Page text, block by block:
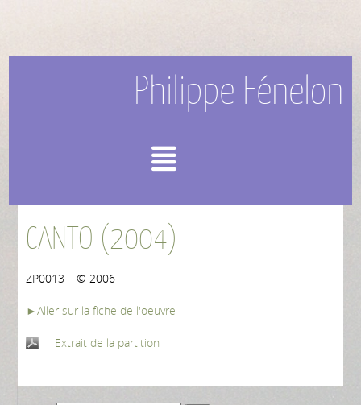
Philippe Fénelon
CANTO (2004)
ZP0013 – © 2006
►Aller sur la fiche de l'oeuvre
Extrait de la partition